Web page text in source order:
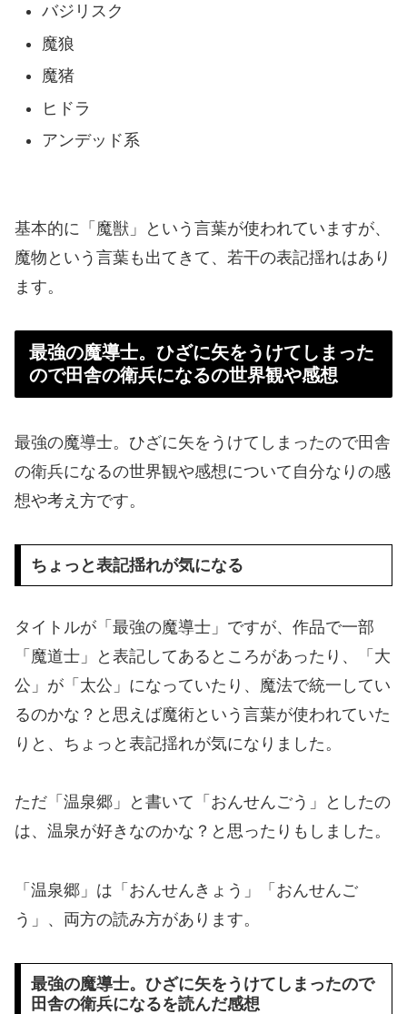
バジリスク
魔狼
魔猪
ヒドラ
アンデッド系
基本的に「魔獣」という言葉が使われていますが、
魔物という言葉も出てきて、若干の表記揺れはあり
ます。
最強の魔導士。ひざに矢をうけてしまった
ので田舎の衛兵になるの世界観や感想
最強の魔導士。ひざに矢をうけてしまったので田舎
の衛兵になるの世界観や感想について自分なりの感
想や考え方です。
ちょっと表記揺れが気になる
タイトルが「最強の魔導士」ですが、作品で一部
「魔道士」と表記してあるところがあったり、「大
公」が「太公」になっていたり、魔法で統一してい
るのかな？と思えば魔術という言葉が使われていた
りと、ちょっと表記揺れが気になりました。
ただ「温泉郷」と書いて「おんせんごう」としたの
は、温泉が好きなのかな？と思ったりもしました。
「温泉郷」は「おんせんきょう」「おんせんご
う」、両方の読み方があります。
最強の魔導士。ひざに矢をうけてしまったので
田舎の衛兵になるを読んだ感想